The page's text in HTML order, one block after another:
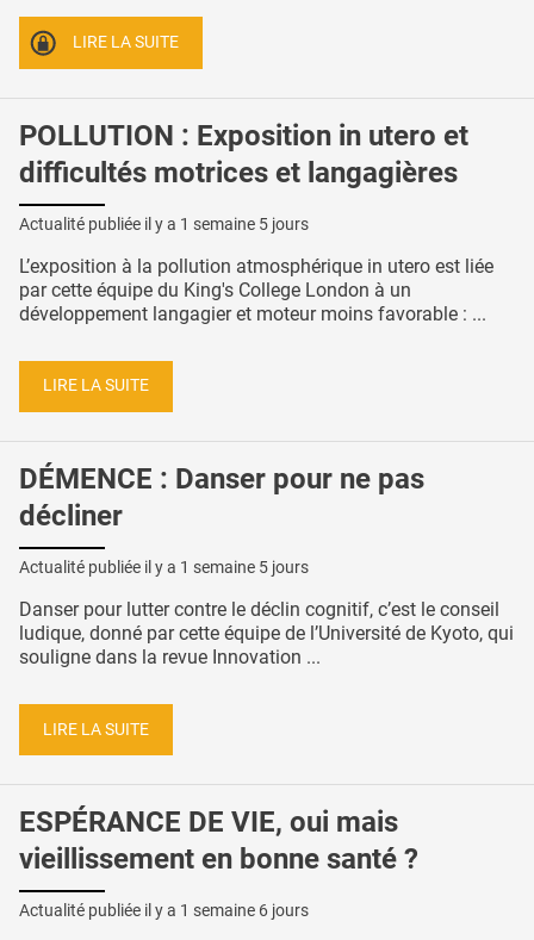
LIRE LA SUITE
POLLUTION : Exposition in utero et
difficultés motrices et langagières
Actualité publiée il y a 1 semaine 5 jours
L’exposition à la pollution atmosphérique in utero est liée
par cette équipe du King's College London à un
développement langagier et moteur moins favorable : ...
LIRE LA SUITE
DÉMENCE : Danser pour ne pas
décliner
Actualité publiée il y a 1 semaine 5 jours
Danser pour lutter contre le déclin cognitif, c’est le conseil
ludique, donné par cette équipe de l’Université de Kyoto, qui
souligne dans la revue Innovation ...
LIRE LA SUITE
ESPÉRANCE DE VIE, oui mais
vieillissement en bonne santé ?
Actualité publiée il y a 1 semaine 6 jours